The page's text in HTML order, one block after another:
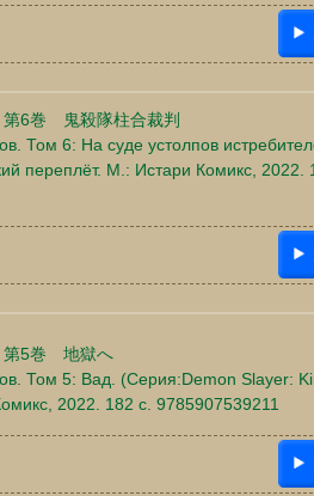
6巻 鬼殺隊柱合裁判
Том 6: На суде устолпов
переплёт. М.: Истари Комикс, 2022.
第5巻 地獄へ
Том 5: Вад. (Серия:Demon Slayer:
2022. 182 c. 9785907539211